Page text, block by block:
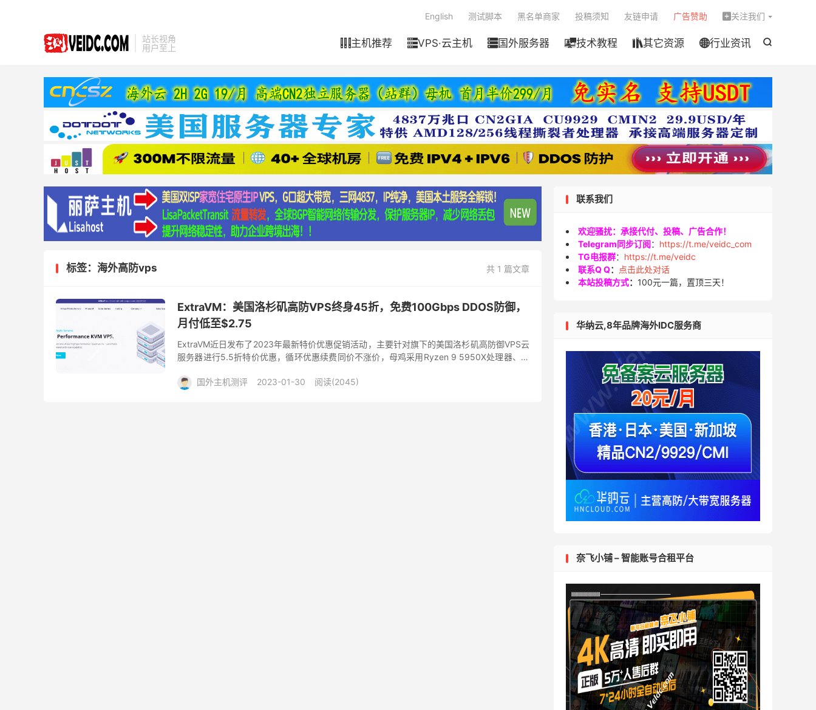
站长视角
用户至上

主机推荐 VPS·云主机 国外服务器 技术教程 其它资源 行业资讯
English 测试脚本 黑名单商家 投稿须知 友链申请 广告赞助  关注我们
共 1 篇文章
标签：海外高防vps
ExtraVM：美国洛杉矶高防VPS终身45折，免费100Gbps DDOS防御，
月付低至$2.75
ExtraVM近日发布了2023年最新特价优惠促销活动，主要针对旗下的美国洛杉矶高防御VPS云
服务器进行5.5折特价优惠，循环优惠续费同价不涨价，母鸡采用Ryzen 9 5950X处理器、三
国外主机测评
2023-01-30 阅读(2045)
联系我们
欢迎骚扰：承接代付、投稿、广告合作！
Telegram同步订阅： https://t.me/veidc_com
TG电报群： https://t.me/veidc
联系Q Q：
点击此处对话
本站投稿方式： 100元一篇，置顶三天！
华纳云,8年品牌海外IDC服务商
奈飞小铺 – 智能账号合租平台